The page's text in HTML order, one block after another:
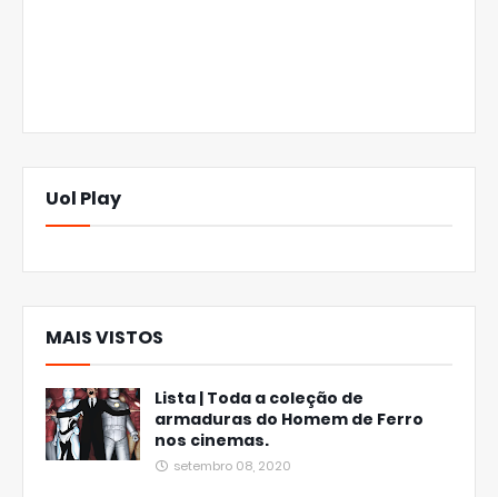
Uol Play
MAIS VISTOS
Lista | Toda a coleção de
armaduras do Homem de Ferro
nos cinemas.
setembro 08, 2020